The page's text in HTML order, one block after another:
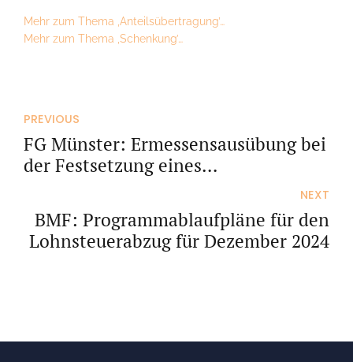
Mehr zum Thema ‚Anteilsübertragung’…
Mehr zum Thema ‚Schenkung’…
PREVIOUS
FG Münster: Ermessensausübung bei
der Festsetzung eines
NEXT
BMF: Programmablaufpläne für den
Lohnsteuerabzug für Dezember 2024